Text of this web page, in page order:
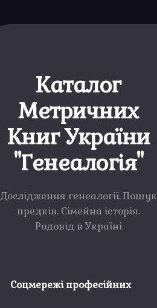
Каталог
Метричних
Книг України
"Генеалогія"
Дослідження генеалогії. Пошук
предків. Сімейна історія.
Родовід в Україні
Соцмережі професійних